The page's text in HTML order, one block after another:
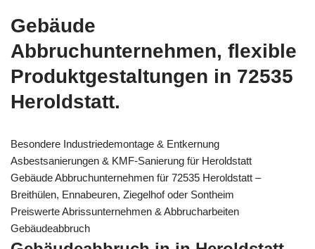
Gebäude
Abbruchunternehmen, flexible
Produktgestaltungen in 72535
Heroldstatt.
Besondere Industriedemontage & Entkernung
Asbestsanierungen & KMF-Sanierung für Heroldstatt
Gebäude Abbruchunternehmen für 72535 Heroldstatt –
Breithülen, Ennabeuren, Ziegelhof oder Sontheim
Preiswerte Abrissunternehmen & Abbrucharbeiten
Gebäudeabbruch